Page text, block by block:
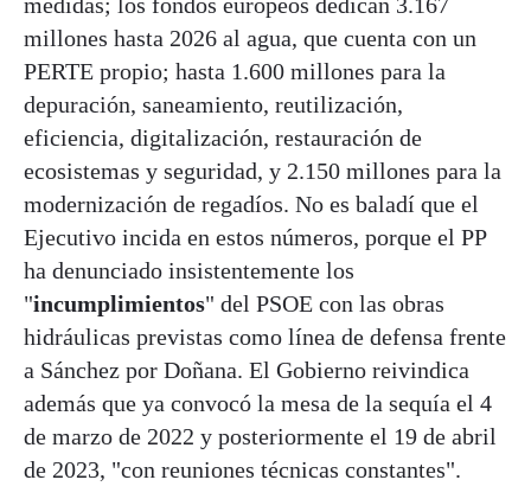
millones hasta 2026 al agua, que cuenta con un
PERTE propio; hasta 1.600 millones para la
depuración, saneamiento, reutilización,
eficiencia, digitalización, restauración de
ecosistemas y seguridad, y 2.150 millones para la
modernización de regadíos. No es baladí que el
Ejecutivo incida en estos números, porque el PP
ha denunciado insistentemente los
"incumplimientos" del PSOE con las obras
hidráulicas previstas como línea de defensa frente
a Sánchez por Doñana. El Gobierno reivindica
además que ya convocó la mesa de la sequía el 4
de marzo de 2022 y posteriormente el 19 de abril
de 2023, "con reuniones técnicas constantes".